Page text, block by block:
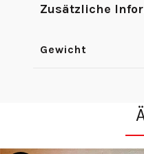
Zusätzliche
Gewicht